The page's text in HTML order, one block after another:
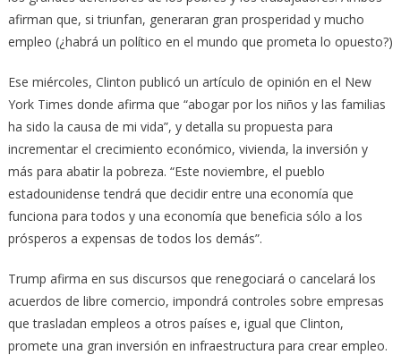
afirman que, si triunfan, generaran gran prosperidad y mucho
empleo (¿habrá un político en el mundo que prometa lo opuesto?)
Ese miércoles, Clinton publicó un artículo de opinión en el New
York Times donde afirma que “abogar por los niños y las familias
ha sido la causa de mi vida”, y detalla su propuesta para
incrementar el crecimiento económico, vivienda, la inversión y
más para abatir la pobreza. “Este noviembre, el pueblo
estadounidense tendrá que decidir entre una economía que
funciona para todos y una economía que beneficia sólo a los
prósperos a expensas de todos los demás”.
Trump afirma en sus discursos que renegociará o cancelará los
acuerdos de libre comercio, impondrá controles sobre empresas
que trasladan empleos a otros países e, igual que Clinton,
promete una gran inversión en infraestructura para crear empleo.